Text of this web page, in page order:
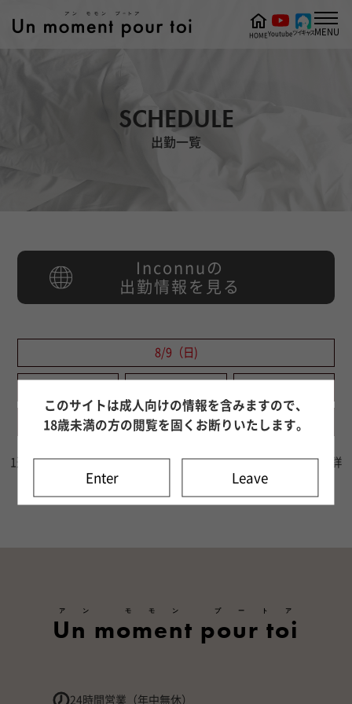
SCHEDULE
出勤一覧
HOMEYoutubeツイキャスMENU
Inconnuの
出勤情報を見る
8/9（日)
8/13（木) 8/14（金) 8/15（土)
1週間分の出勤情報をご確認いただけます。8日目以降はキャスト詳
細ページよりご確認ください。
Un moment pour toi
アン モモン プートア
24時間営業（年中無休）
このサイトは成人向けの情報を含みますので、
18歳未満の方の閲覧を固くお断りいたします。
Enter Leave